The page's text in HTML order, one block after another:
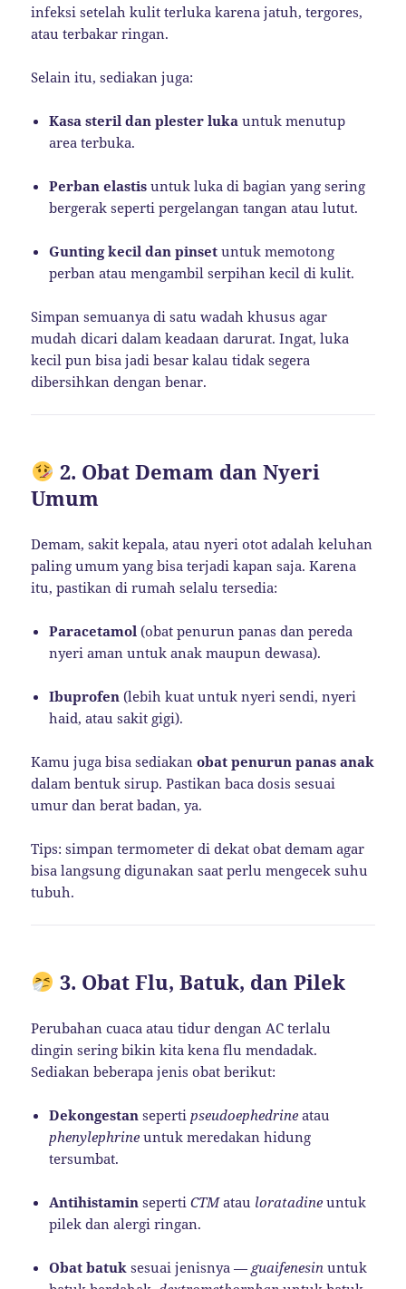
infeksi setelah kulit terluka karena jatuh, tergores,
atau terbakar ringan.
Selain itu, sediakan juga:
Kasa steril dan plester luka untuk menutup
area terbuka.
Perban elastis untuk luka di bagian yang sering
bergerak seperti pergelangan tangan atau lutut.
Gunting kecil dan pinset untuk memotong
perban atau mengambil serpihan kecil di kulit.
Simpan semuanya di satu wadah khusus agar
mudah dicari dalam keadaan darurat. Ingat, luka
kecil pun bisa jadi besar kalau tidak segera
dibersihkan dengan benar.
2. Obat Demam dan Nyeri
Umum
Demam, sakit kepala, atau nyeri otot adalah keluhan
paling umum yang bisa terjadi kapan saja. Karena
itu, pastikan di rumah selalu tersedia:
Paracetamol (obat penurun panas dan pereda
nyeri aman untuk anak maupun dewasa).
Ibuprofen (lebih kuat untuk nyeri sendi, nyeri
haid, atau sakit gigi).
Kamu juga bisa sediakanobat penurun panas anak
dalam bentuk sirup. Pastikan baca dosis sesuai
umur dan berat badan, ya.
Tips: simpan termometer di dekat obat demam agar
bisa langsung digunakan saat perlu mengecek suhu
tubuh.
3. Obat Flu, Batuk, dan Pilek
Perubahan cuaca atau tidur dengan AC terlalu
dingin sering bikin kita kena flu mendadak.
Sediakan beberapa jenis obat berikut:
Dekongestan seperti pseudoephedrine atau
phenylephrine untuk meredakan hidung
tersumbat.
Antihistamin sepertiCTMatau loratadine untuk
pilek dan alergi ringan.
Obat batuk sesuai jenisnya — guaifenesin untuk